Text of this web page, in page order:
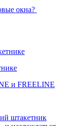
окна?
и FREELINE
штакетник